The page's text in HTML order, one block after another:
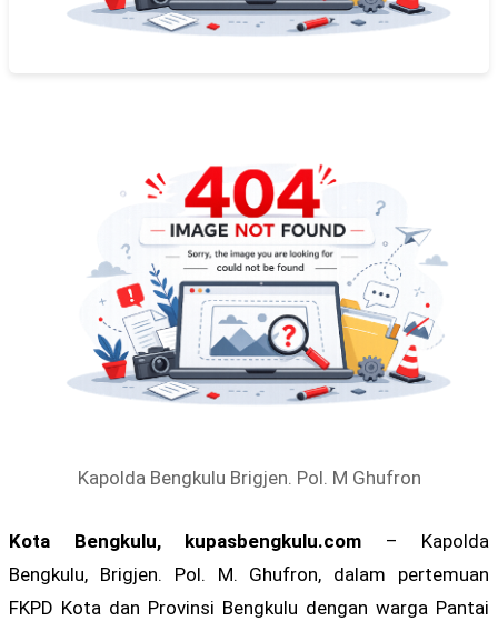
Kapolda Bengkulu Brigjen. Pol. M Ghufron
Kota Bengkulu, kupasbengkulu.com – Kapolda
Bengkulu, Brigjen. Pol. M. Ghufron, dalam pertemuan
FKPD Kota dan Provinsi Bengkulu dengan warga Pantai